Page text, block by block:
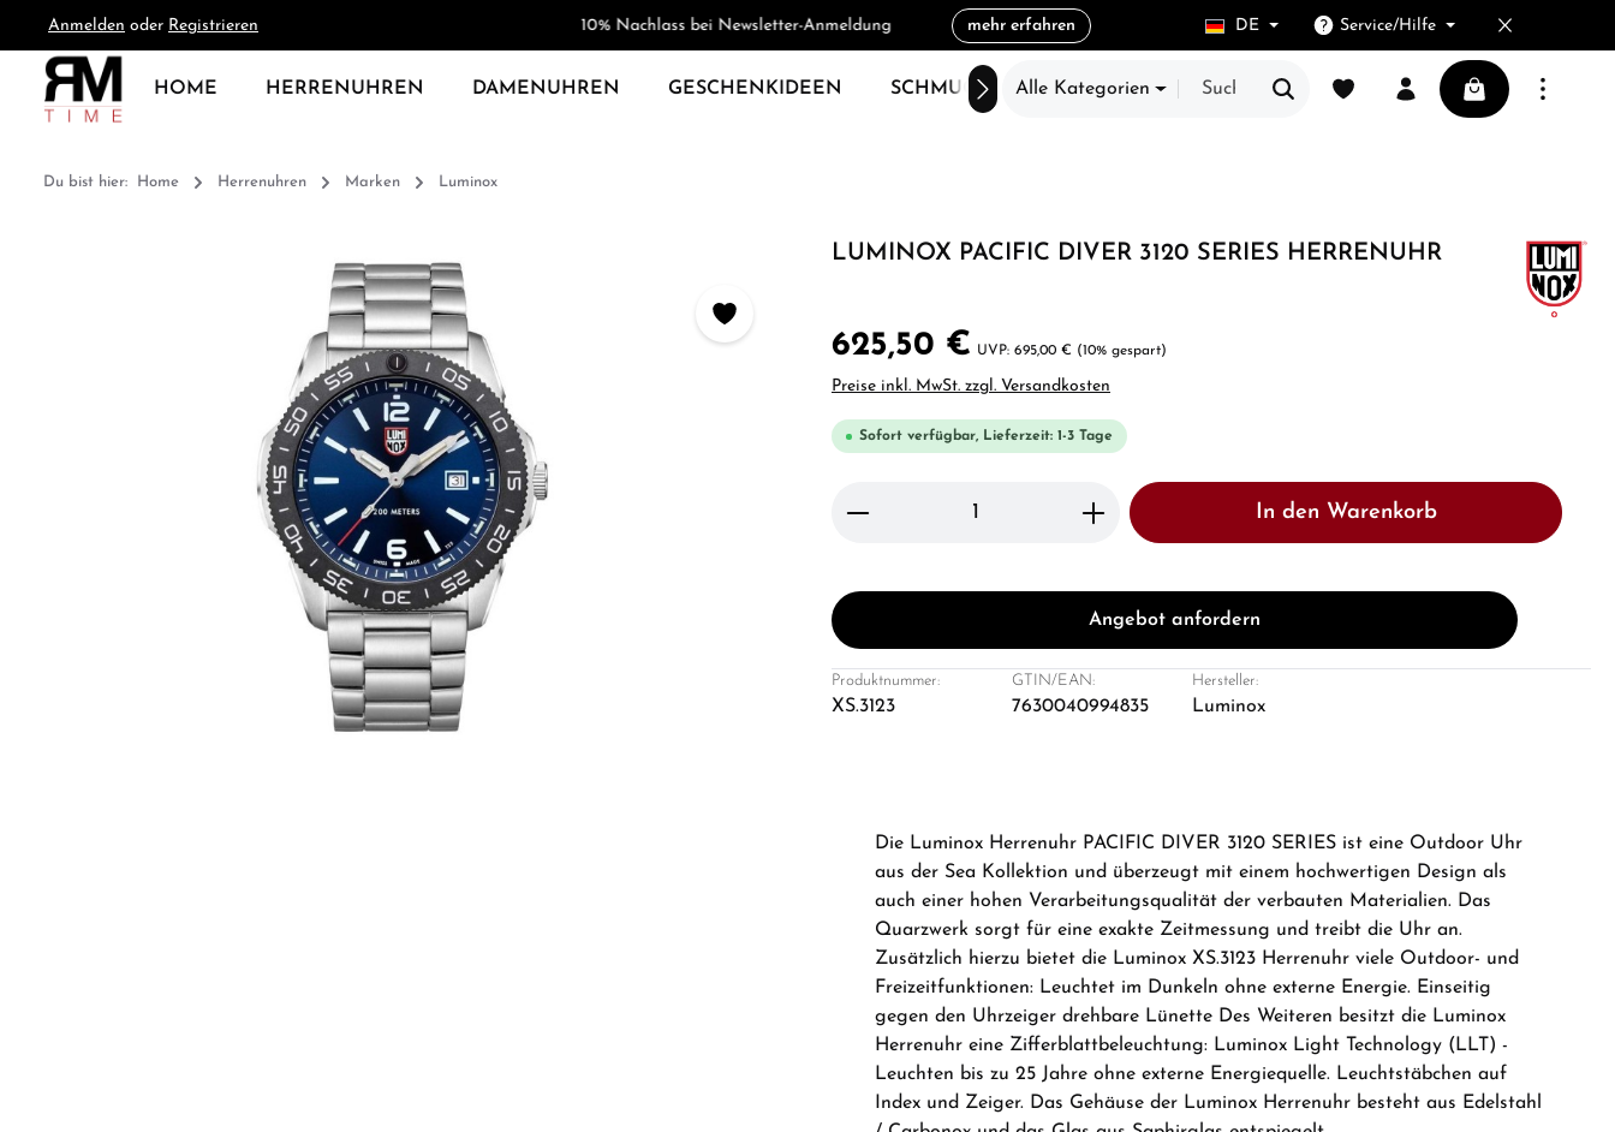
Zur Hauptnavigation springen
Anmelden oder Registrieren 10% Nachlass bei Newsletter-Anmeldung mehr erfahren DE Service/Hilfe
HOME HERRENUHREN DAMENUHREN GESCHENKIDEEN SCHMUCK SALE
Alle Kategorien
Du hast 0 Produkte auf dem
Warenkorb
Du bist hier: Home Herrenuhren Marken Luminox
LUMINOX PACIFIC DIVER 3120 SERIES HERRENUHR
625,50 € 695,00 € (10% gespart)
Preise inkl. MwSt. zzgl. Versandkosten
Sofort verfügbar, Lieferzeit: 1-3 Tage
Produkt Anzahl: Gib den gewünschten Wert ein oder
In den Warenkorb
Angebot anfordern
Produktnummer:
XS.3123
GTIN/EAN:
7630040994835
Hersteller:
Luminox
Die Luminox Herrenuhr PACIFIC DIVER 3120 SERIES ist eine Outdoor Uhr
aus der Sea Kollektion und überzeugt mit einem hochwertigen Design als
auch einer hohen Verarbeitungsqualität der verbauten Materialien. Das
Quarzwerk sorgt für eine exakte Zeitmessung und treibt die Uhr an.
Zusätzlich hierzu bietet die Luminox XS.3123 Herrenuhr viele Outdoor- und
Freizeitfunktionen: Leuchtet im Dunkeln ohne externe Energie. Einseitig
gegen den Uhrzeiger drehbare Lünette Des Weiteren besitzt die Luminox
Herrenuhr eine Zifferblattbeleuchtung: Luminox Light Technology (LLT) -
Leuchten bis zu 25 Jahre ohne externe Energiequelle. Leuchtstäbchen auf
Index und Zeiger. Das Gehäuse der Luminox Herrenuhr besteht aus Edelstahl